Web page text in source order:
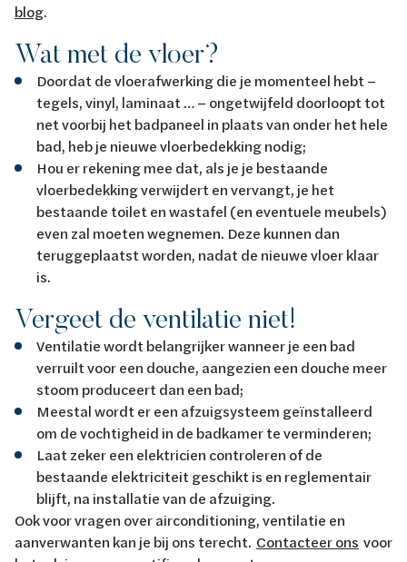
blog.
Wat met de vloer?
Doordat de vloerafwerking die je momenteel hebt –
tegels, vinyl, laminaat … – ongetwijfeld doorloopt tot
net voorbij het badpaneel in plaats van onder het hele
bad, heb je nieuwe vloerbedekking nodig;
Hou er rekening mee dat, als je je bestaande
vloerbedekking verwijdert en vervangt, je het
bestaande toilet en wastafel (en eventuele meubels)
even zal moeten wegnemen. Deze kunnen dan
teruggeplaatst worden, nadat de nieuwe vloer klaar
is.
Vergeet de ventilatie niet!
Ventilatie wordt belangrijker wanneer je een bad
verruilt voor een douche, aangezien een douche meer
stoom produceert dan een bad;
Meestal wordt er een afzuigsysteem geïnstalleerd
om de vochtigheid in de badkamer te verminderen;
Laat zeker een elektricien controleren of de
bestaande elektriciteit geschikt is en reglementair
blijft, na installatie van de afzuiging.
Ook voor vragen over airconditioning, ventilatie en
aanverwanten kan je bij ons terecht. Contacteer ons voor